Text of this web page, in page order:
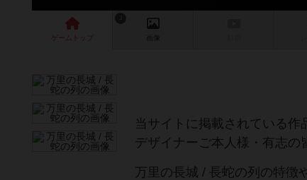
ゲーム 画像
当サイトに掲載されている
デザイナーご本人様・有志の
万里の長城 / 長蛇の列の特徴